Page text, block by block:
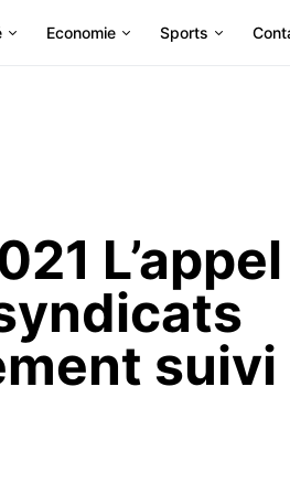
Economie Sports
L’appel
suivi